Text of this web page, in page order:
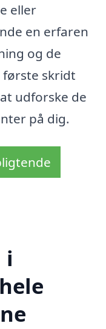
eller
en erfaren
og de
skridt
udforske de
på dig.
i